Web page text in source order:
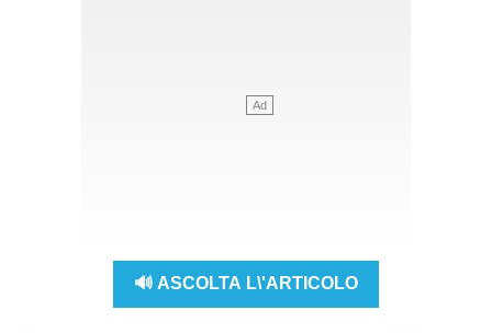
🔊 ASCOLTA L\'ARTICOLO